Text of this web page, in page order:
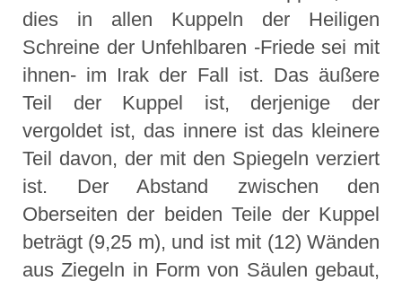
dies in allen Kuppeln der Heiligen
Schreine der Unfehlbaren -Friede sei mit
ihnen- im Irak der Fall ist. Das äußere
Teil der Kuppel ist, derjenige der
vergoldet ist, das innere ist das kleinere
Teil davon, der mit den Spiegeln verziert
ist. Der Abstand zwischen den
Oberseiten der beiden Teile der Kuppel
beträgt (9,25 m), und ist mit (12) Wänden
aus Ziegeln in Form von Säulen gebaut,